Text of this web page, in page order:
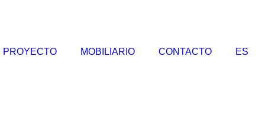
PROYECTO MOBILIARIO CONTACTO ES